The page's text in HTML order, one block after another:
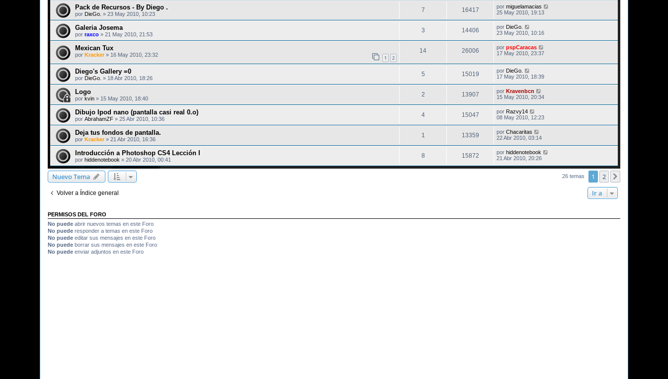
Pack de Recursos - By Diego .
por DieGo. » 23 May 2010, 10:23
7 16417 por miguelamacias
25 May 2010, 19:13
Galeria Josema
por raxco » 21 May 2010, 21:53
3 14406 por DieGo.
23 May 2010, 10:16
Mexican Tux
por Kracker» 16 May 2010, 23:32 1 2
14 26006 por pspCaracas
17 May 2010, 23:37
Diego's Gallery =0
por DieGo. » 18 Abr 2010, 18:26
5 15019 por DieGo.
17 May 2010, 18:39
Logo
por kvin » 15 May 2010, 18:40
2 13907 por Kravenbcn
15 May 2010, 20:34
Dibujo Ipod nano (pantalla casi real 0.o)
por AbrahamZF » 25 Abr 2010, 10:36
4 15047 por Razvy14
08 May 2010, 12:23
Deja tus fondos de pantalla.
por Kracker» 21 Abr 2010, 16:36
1 13359 por Chacaritas
22 Abr 2010, 03:14
Introducción a Photoshop CS4 Lección I
por hiddenotebook » 20 Abr 2010, 00:41
8 15872 por hiddenotebook
21 Abr 2010, 20:26
Nuevo Tema 26 temas 1 2
Volver a Índice general Ir a
PERMISOS DEL FORO
No puede abrir nuevos temas en este Foro
No puede responder a temas en este Foro
No puede editar sus mensajes en este Foro
No puede borrar sus mensajes en este Foro
No puede enviar adjuntos en este Foro